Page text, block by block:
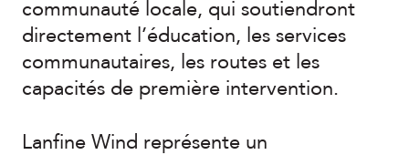
communauté locale, qui soutiendront
directement l’éducation, les services
communautaires, les routes et les
capacités de première intervention.
Lanfine Wind représente un